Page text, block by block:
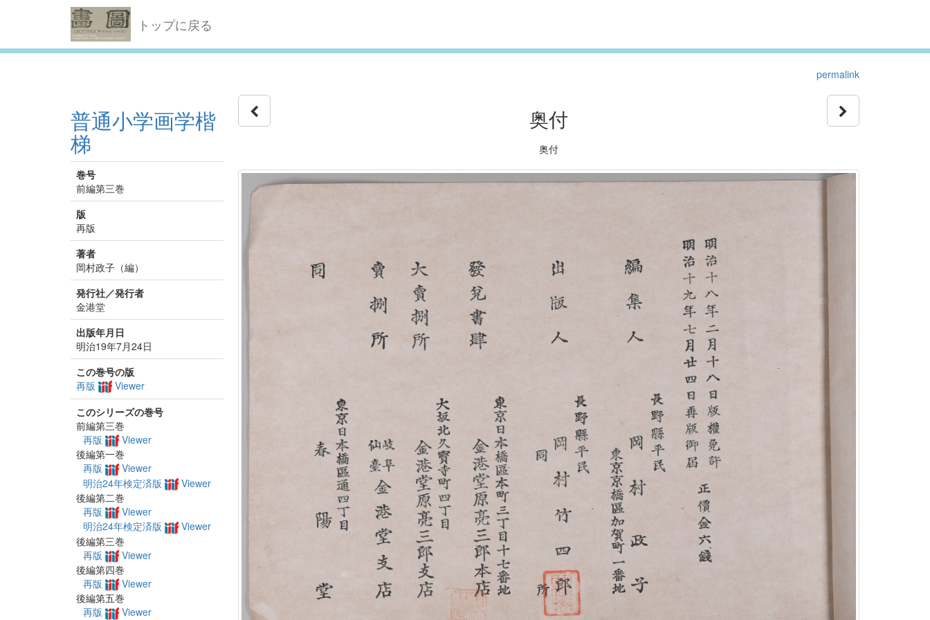
トップに戻る
permalink
普通小学画学楷
梯
巻号
前編第三巻
版
再版
著者
岡村政子（編）
発行社／発行者
金港堂
出版年月日
明治19年7月24日
この巻号の版
再版
Viewer
このシリーズの巻号
前編第三巻
再版
Viewer
後編第一巻
再版
Viewer
明治24年検定済版
Viewer
後編第二巻
再版
Viewer
明治24年検定済版
Viewer
後編第三巻
再版
Viewer
後編第四巻
再版
Viewer
後編第五巻
再版
Viewer
奥付
奥付